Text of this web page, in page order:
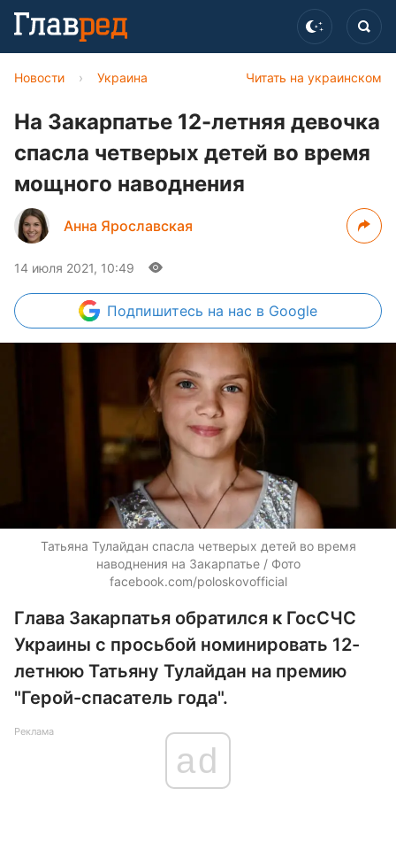
Читать на украинском
Новости › Украина
На Закарпатье 12-летняя девочка
спасла четверых детей во время
мощного наводнения
Анна Ярославская
14 июля 2021, 10:49
Подпишитесь на нас в Google
Татьяна Тулайдан спасла четверых детей во время
наводнения на Закарпатье / Фото
facebook.com/poloskovofficial
Глава Закарпатья обратился к ГосСЧС
Украины с просьбой номинировать 12-
летнюю Татьяну Тулайдан на премию
"Герой-спасатель года".
Реклама
ad